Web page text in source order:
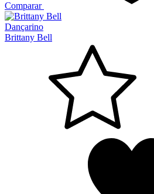
Comparar
Dançarino
Brittany Bell